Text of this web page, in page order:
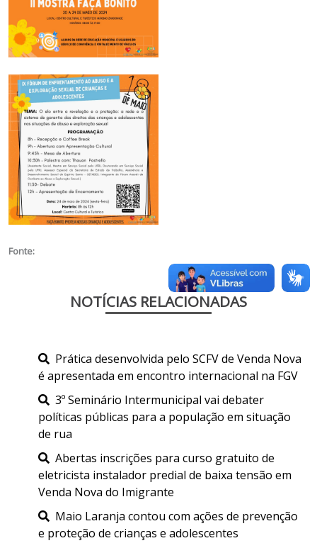
Fonte:
NOTÍCIAS RELACIONADAS
Prática desenvolvida pelo SCFV de Venda Nova
é apresentada em encontro internacional na FGV
3º Seminário Intermunicipal vai debater
políticas públicas para a população em situação
de rua
Abertas inscrições para curso gratuito de
eletricista instalador predial de baixa tensão em
Venda Nova do Imigrante
Maio Laranja contou com ações de prevenção
e proteção de crianças e adolescentes